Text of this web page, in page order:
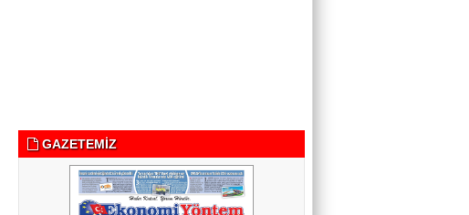
GAZETEMİZ